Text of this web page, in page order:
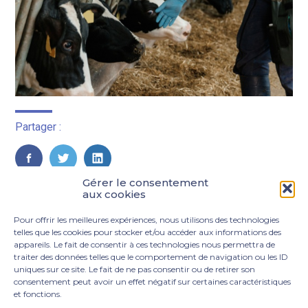
Gérer le consentement
aux cookies
Pour offrir les meilleures expériences, nous utilisons des technologies
telles que les cookies pour stocker et/ou accéder aux informations des
appareils. Le fait de consentir à ces technologies nous permettra de
traiter des données telles que le comportement de navigation ou les ID
uniques sur ce site. Le fait de ne pas consentir ou de retirer son
consentement peut avoir un effet négatif sur certaines caractéristiques
et fonctions.
Partager :
FaceBook
TwitterLinkedIn